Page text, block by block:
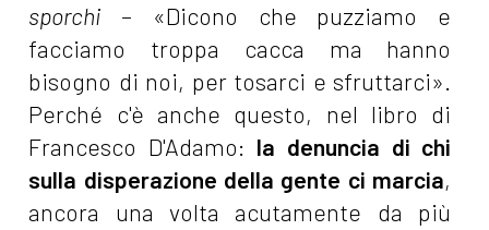
sporchi – «Dicono che puzziamo e
facciamo troppa cacca ma hanno
bisogno di noi, per tosarci e sfruttarci».
Perché c'è anche questo, nel libro di
Francesco D'Adamo: la denuncia di chi
sulla disperazione della gente ci marcia,
ancora una volta acutamente da più